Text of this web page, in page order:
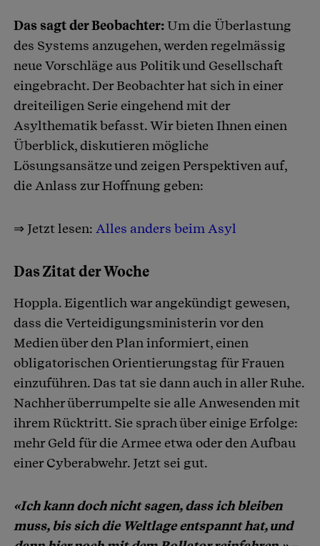
Das sagt der Beobachter:Um die Überlastung
des Systems anzugehen, werden regelmässig
neue Vorschläge aus Politik und Gesellschaft
eingebracht. Der Beobachter hat sich in einer
dreiteiligen Serie eingehend mit der
Asylthematik befasst. Wir bieten Ihnen einen
Überblick, diskutieren mögliche
Lösungsansätze und zeigen Perspektiven auf,
die Anlass zur Hoffnung geben:
⇒ Jetzt lesen: Alles anders beim Asyl
Das Zitat der Woche
Hoppla. Eigentlich war angekündigt gewesen,
dass die Verteidigungsministerin vor den
Medien über den Plan informiert, einen
obligatorischen Orientierungstag für Frauen
einzuführen. Das tat sie dann auch in aller Ruhe.
Nachher überrumpelte sie alle Anwesenden mit
ihrem Rücktritt. Sie sprach über einige Erfolge:
mehr Geld für die Armee etwa oder den Aufbau
einer Cyberabwehr. Jetzt sei gut.
«Ich kann doch nicht sagen, dass ich bleiben
muss, bis sich die Weltlage entspannt hat, und